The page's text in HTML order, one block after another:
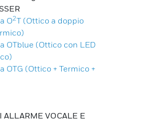
O2T (Ottico a doppio
OTblue (Ottico con LED
OTG (Ottico + Termico +
ALLARME VOCALE E